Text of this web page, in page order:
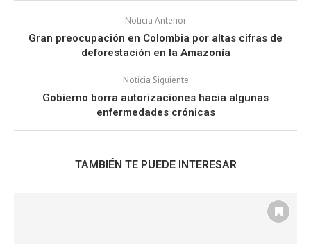
Noticia Anterior
Gran preocupación en Colombia por altas cifras de
deforestación en la Amazonía
Noticia Siguiente
Gobierno borra autorizaciones hacia algunas
enfermedades crónicas
TAMBIÉN TE PUEDE INTERESAR